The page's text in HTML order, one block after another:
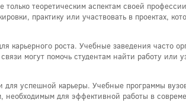
теоретическим аспектам своей
практику или участвовать в проектах,
карьерного роста. Учебные заведения часто
могут помочь студентам найти работу или
успешной карьеры. Учебные программы
необходимым для эффективной работы в